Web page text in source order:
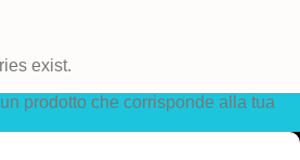
exist.
prodotto che corrisponde alla tua